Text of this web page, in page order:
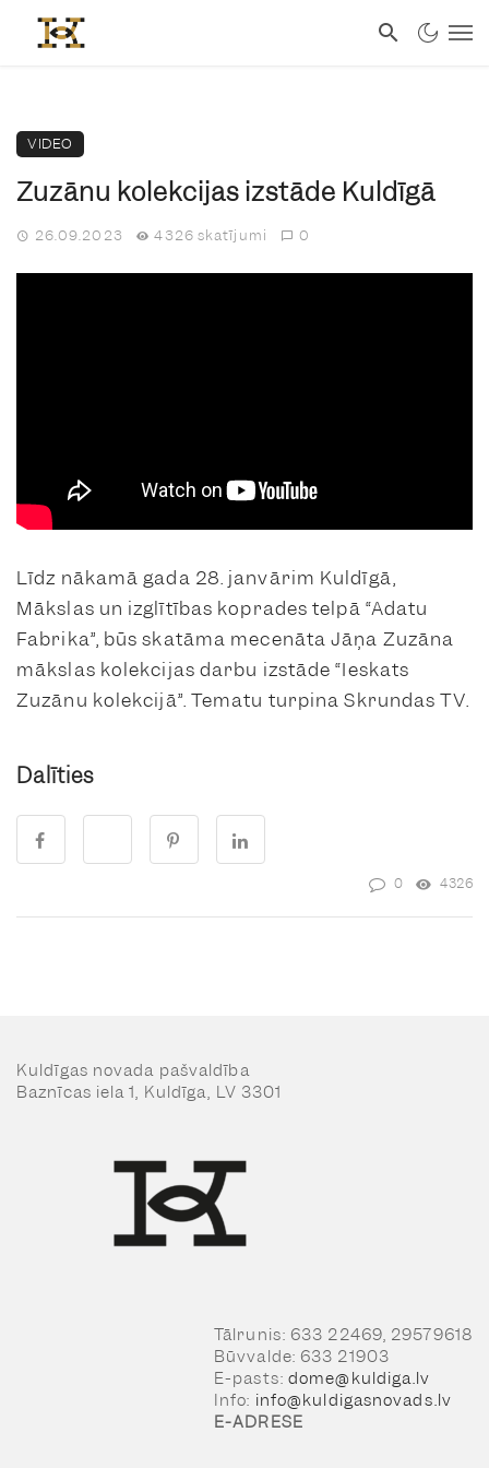
VIDEO
Zuzānu kolekcijas izstāde Kuldīgā
26.09.2023 4326 skatījumi 0
Līdz nākamā gada 28. janvārim Kuldīgā,
Mākslas un izglītības koprades telpā “Adatu
Fabrika”, būs skatāma mecenāta Jāņa Zuzāna
mākslas kolekcijas darbu izstāde “Ieskats
Zuzānu kolekcijā”. Tematu turpina Skrundas TV.
Dalīties
0 4326
Kuldīgas novada pašvaldība
Baznīcas iela 1, Kuldīga, LV 3301
Tālrunis: 633 22469, 29579618
Būvvalde: 633 21903
E-pasts: dome@kuldiga.lv
Info: info@kuldigasnovads.lv
E-ADRESE